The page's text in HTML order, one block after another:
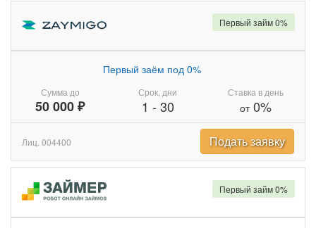
Сумма до
50 000 ₽
Первый заём под 0%
Срок, дни
1 - 30
Ставка в день
от0%
Первый займ 0%
Лиц. 004400 Подать заявку
Первый займ 0%